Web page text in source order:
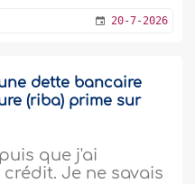
20-7-2026
dette bancaire
(riba) prime sur
que j'ai
Je ne savais